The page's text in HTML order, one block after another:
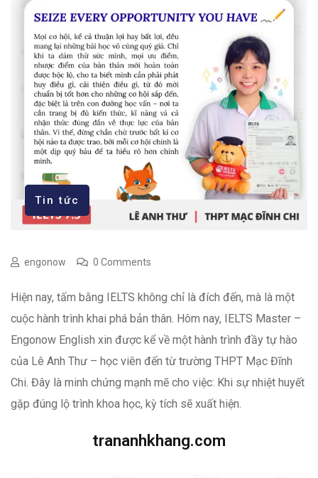
Tin tức
engonow 0 Comments
Hiện nay, tấm bằng IELTS không chỉ là đích đến, mà là một
cuộc hành trình khai phá bản thân. Hôm nay, IELTS Master –
Engonow English xin được kể về một hành trình đầy tự hào
của Lê Anh Thư – học viên đến từ trường THPT Mạc Đĩnh
Chi. Đây là minh chứng mạnh mẽ cho việc: Khi sự nhiệt huyết
gặp đúng lộ trình khoa học, kỳ tích sẽ xuất hiện.
trananhkhang.com